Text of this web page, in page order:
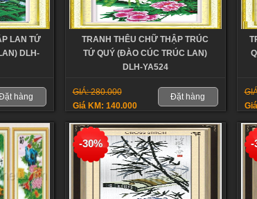
LAN TỨ
DLH-
hàng
TRANH THÊU CHỮ THẬP TRÚC
TỨ QUÝ (ĐÀO CÚC TRÚC LAN)
DLH-YA524
GIÁ: 280.000
Giá KM: 140.000
Đặt hàng
-30% -